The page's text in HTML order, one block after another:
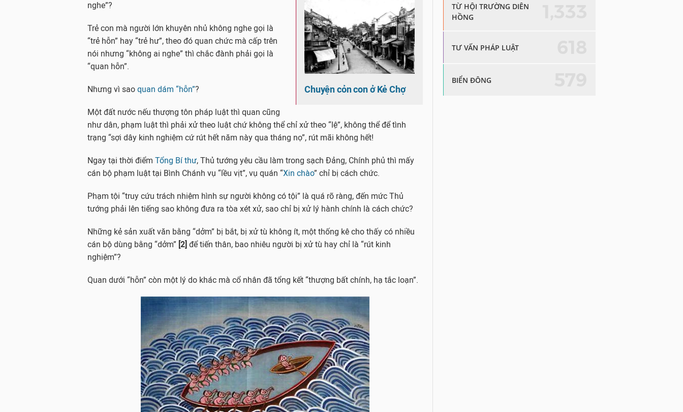
Chuyện cỏn con ở Kẻ Chợ
nghe”?
Trẻ con mà người lớn khuyên nhủ không nghe gọi là
“trẻ hỗn” hay “trẻ hư”, theo đó quan chức mà cấp trên
nói nhưng “không ai nghe” thì chắc đành phải gọi là
“quan hỗn”.
Nhưng vì sao quan dám “hỗn”?
Một đất nước nếu thượng tôn pháp luật thì quan cũng
như dân, phạm luật thì phải xử theo luật chứ không thể chỉ xử theo “lệ”, không thể để tình
trạng “sợi dây kinh nghiệm cứ rút hết năm này qua tháng nọ”, rút mãi không hết!
Ngay tại thời điểm Tổng Bí thư, Thủ tướng yêu cầu làm trong sạch Đảng, Chính phủ thì mấy
cán bộ phạm luật tại Bình Chánh vụ “lều vịt”, vụ quán “Xin chào” chỉ bị cách chức.
Phạm tội “truy cứu trách nhiệm hình sự người không có tội” là quá rõ ràng, đến mức Thủ
tướng phải lên tiếng sao không đưa ra tòa xét xử, sao chỉ bị xử lý hành chính là cách chức?
Những kẻ sản xuất văn bằng “dởm” bị bắt, bị xử tù không ít, một thống kê cho thấy có nhiều
cán bộ dùng bằng “dởm” [2] để tiến thân, bao nhiêu người bị xử tù hay chỉ là “rút kinh
nghiệm”?
Quan dưới “hỗn” còn một lý do khác mà cổ nhân đã tổng kết “thượng bất chính, hạ tắc loạn”.
TỪ HỘI TRƯỜNG DIÊN
HỒNG
TƯ VẤN PHÁP LUẬT
BIỂN ĐÔNG